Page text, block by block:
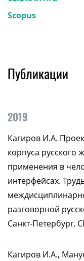
Scopus
Публикации
2019
Кагиров И.А.
корпуса русского
применения в
интерфейсах.
разговорной
Санкт-Петербург,
Кагиров И.А.,